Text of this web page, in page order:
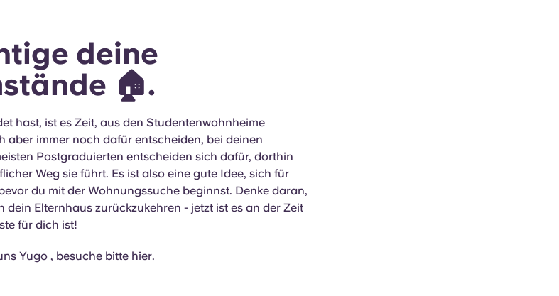
deine
🏠.
hast, ist es Zeit, aus den Studentenwohnheime
aber immer noch dafür entscheiden, bei deinen
Postgraduierten entscheiden sich dafür, dorthin
Weg sie führt. Es ist also eine gute Idee, sich für
du mit der Wohnungssuche beginnst. Denke daran,
dein Elternhaus zurückzukehren - jetzt ist es an der Zeit
für dich ist!
Yugo , besuche bitte hier.